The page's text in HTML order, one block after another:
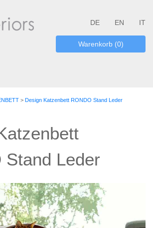
DE EN IT
Warenkorb (0)
> Design Katzenbett RONDO Stand Leder
Stand Leder